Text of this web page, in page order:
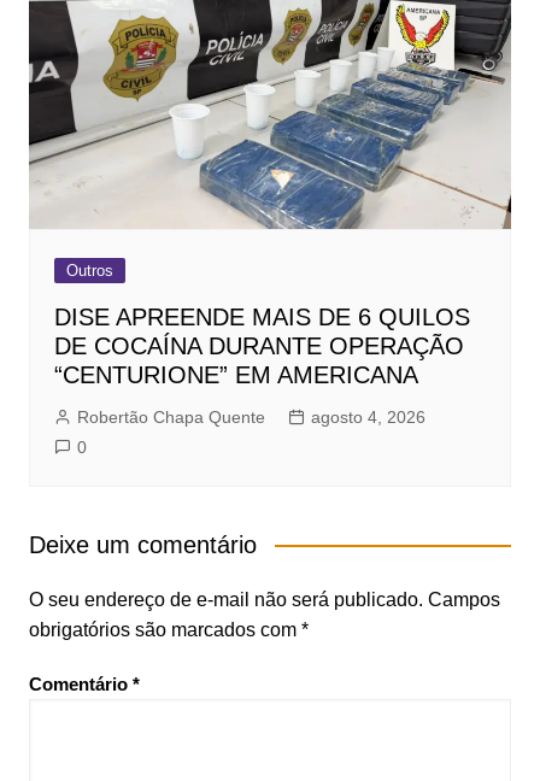
Outros
DISE APREENDE MAIS DE 6 QUILOS
DE COCAÍNA DURANTE OPERAÇÃO
“CENTURIONE” EM AMERICANA
Robertão Chapa Quente
agosto 4, 2026
0
Deixe um comentário
O seu endereço de e-mail não será publicado. Campos
obrigatórios são marcados com *
Comentário *